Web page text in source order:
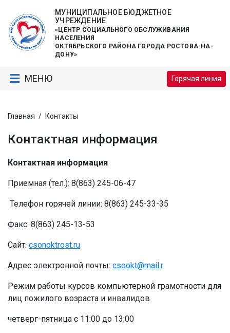
МУНИЦИПАЛЬНОЕ БЮДЖЕТНОЕ
УЧРЕЖДЕНИЕ
«ЦЕНТР СОЦИАЛЬНОГО ОБСЛУЖИВАНИЯ
НАСЕЛЕНИЯ
ОКТЯБРЬСКОГО РАЙОНА ГОРОДА РОСТОВА-НА-
ДОНУ»
Горячая линия
МЕНЮ
Главная / Контакты
Контактная информация
Контактная информация
Приемная (тел.): 8(863) 245-06-47
Телефон горячей линии: 8(863) 245-33-35
Факс: 8(863) 245-13-53
Сайт: csonoktrost.ru
Адрес электронной почты: csookt@mail.r
Режим работы курсов компьютерной грамотности для
лиц пожилого возраста и инвалидов
четверг-пятница с 11:00 до 13:00